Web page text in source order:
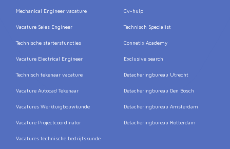
Mechanical Engineer vacature
Vacature Sales Engineer
Technische startersfuncties
Vacature Electrical Engineer
Technisch tekenaar vacature
Vacature Autocad Tekenaar
Vacatures Werktuigbouwkunde
Vacature Projectcoördinator
Vacatures technische bedrijfskunde
Cv-hulp
Technisch Specialist
Connetix Academy
Exclusive search
Detacheringbureau Utrecht
Detacheringbureau Den Bosch
Detacheringbureau Amsterdam
Detacheringbureau Rotterdam